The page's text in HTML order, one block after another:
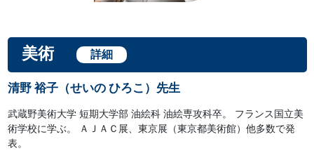
美術 詳細
清野 裕子（せいの ひろこ）先生
武蔵野美術大学 短期大学部 油絵科 油絵専攻科卒。 フランス国立美
術学校に学ぶ。 ＡＪＡＣ展、東京展（東京都美術館）他多数で発
表。